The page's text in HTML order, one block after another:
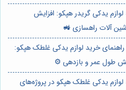
یدکی گریدر هپکو: افزایش
آلات راهسازی 🚜
خرید لوازم یدکی غلطک هپکو:
طول عمر و بازدهی ⚙️
یدکی غلطک هپکو در پروژه‌های